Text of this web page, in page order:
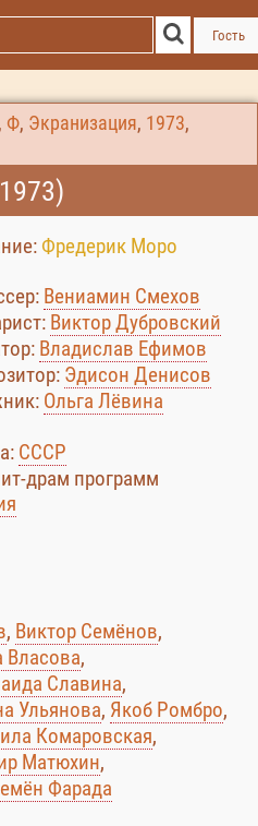
Гость
, Ф, Экранизация, 1973,
Фредерик Моро
Вениамин Смехов
Виктор Дубровский
Владислав Ефимов
Эдисон Денисов
Ольга Лёвина
СССР
драм программ
, Виктор Семёнов,
Власова,
Славина,
Ульянова, Якоб Ромбро,
Комаровская,
Матюхин,
Фарада